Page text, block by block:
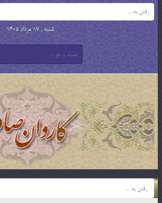
شنبه , 17 مرداد 1405